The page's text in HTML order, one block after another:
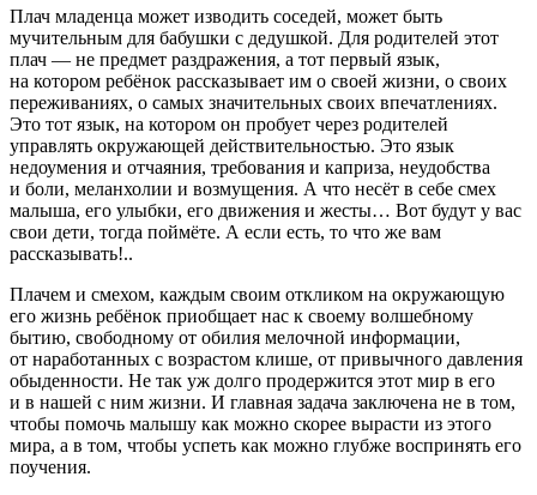
Плач младенца может изводить соседей, может быть
мучительным для бабушки с дедушкой. Для родителей этот
плач — не предмет раздражения, а тот первый язык,
на котором ребёнок рассказывает им о своей жизни, о своих
переживаниях, о самых значительных своих впечатлениях.
Это тот язык, на котором он пробует через родителей
управлять окружающей действительностью. Это язык
недоумения и отчаяния, требования и каприза, неудобства
и боли, меланхолии и возмущения. А что несёт в себе смех
малыша, его улыбки, его движения и жесты… Вот будут у вас
свои дети, тогда поймёте. А если есть, то что же вам
рассказывать!..
Плачем и смехом, каждым своим откликом на окружающую
его жизнь ребёнок приобщает нас к своему волшебному
бытию, свободному от обилия мелочной информации,
от наработанных с возрастом клише, от привычного давления
обыденности. Не так уж долго продержится этот мир в его
и в нашей с ним жизни. И главная задача заключена не в том,
чтобы помочь малышу как можно скорее вырасти из этого
мира, а в том, чтобы успеть как можно глубже воспринять его
поучения.